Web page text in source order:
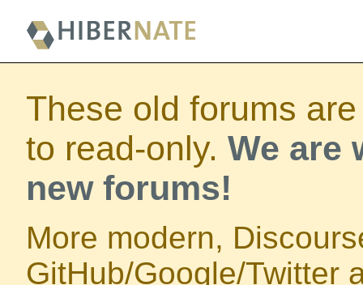
These old forums
to read-only. We are
new forums!
More modern,
GitHub/Google/Twitter